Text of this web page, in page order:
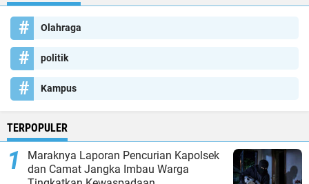
Olahraga
politik
Kampus
TERPOPULER
Maraknya Laporan Pencurian Kapolsek
dan Camat Jangka Imbau Warga